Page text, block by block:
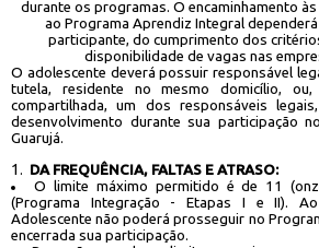
durante os programas. O encaminhamento
ao Programa Aprendiz Integral
participante, do cumprimento dos
disponibilidade de vagas nas
O adolescente deverá possuir responsável
tutela, residente no mesmo domicílio,
compartilhada, um dos responsáveis
desenvolvimento durante sua participação
Guarujá.
1. DA FREQUÊNCIA, FALTAS E ATRASO:
O limite máximo permitido é de 11
(Programa Integração - Etapas I e II).
Adolescente não poderá prosseguir no
encerrada sua participação.